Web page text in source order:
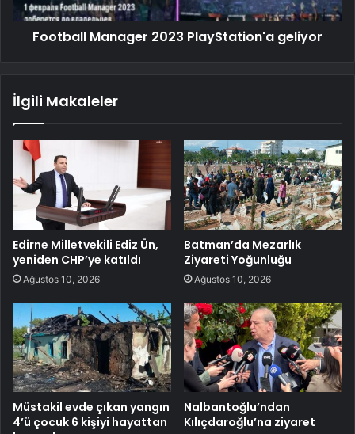
Football Manager 2023 PlayStation'a geliyor
İlgili Makaleler
Edirne Milletvekili Ediz Ün,
yeniden CHP’ye katıldı
Ağustos 10, 2026
Batman’da Mezarlık
Ziyareti Yoğunluğu
Ağustos 10, 2026
Müstakil evde çıkan yangın
4’ü çocuk 6 kişiyi hayattan
Nalbantoğlu’ndan
Kılıçdaroğlu’na ziyaret